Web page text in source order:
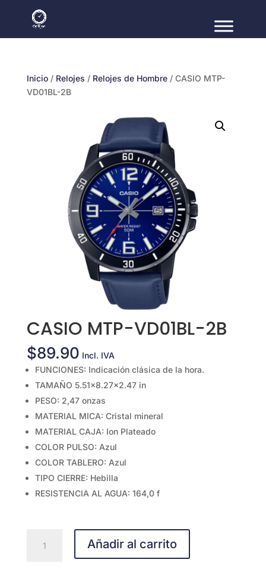
Inicio/ Relojes / Relojes de Hombre/ CASIO MTP-
VD01BL-2B
CASIO MTP-VD01BL-2B
$89.90 Incl. IVA
FUNCIONES: Indicación clásica de la hora.
TAMAÑO 5.51×8.27×2.47 in
PESO: 2,47 onzas
MATERIAL MICA: Cristal mineral
MATERIAL CAJA: Ion Plateado
COLOR PULSO: Azul
COLOR TABLERO: Azul
TIPO CIERRE: Hebilla
RESISTENCIA AL AGUA: 164,0 f
MTP-
Añadir al carrito